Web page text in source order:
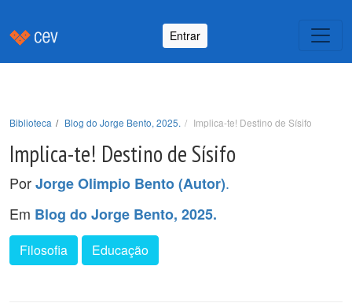
Entrar
Biblioteca Blog do Jorge Bento, 2025. Implica-te! Destino de Sísifo
Implica-te! Destino de Sísifo
PorJorge Olimpio Bento (Autor).
Em Blog do Jorge Bento, 2025.
Filosofia Educação